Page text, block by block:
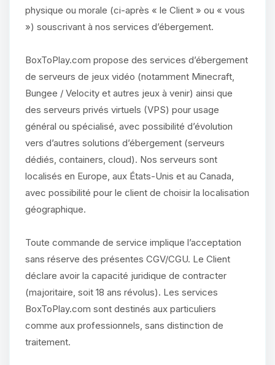
physique ou morale (ci-après « le Client » ou « vous
») souscrivant à nos services d’ébergement.
BoxToPlay.com propose des services d’ébergement
de serveurs de jeux vidéo (notamment Minecraft,
Bungee / Velocity et autres jeux à venir) ainsi que
des serveurs privés virtuels (VPS) pour usage
général ou spécialisé, avec possibilité d’évolution
vers d’autres solutions d’ébergement (serveurs
dédiés, containers, cloud). Nos serveurs sont
localisés en Europe, aux États-Unis et au Canada,
avec possibilité pour le client de choisir la localisation
géographique.
Toute commande de service implique l’acceptation
sans réserve des présentes CGV/CGU. Le Client
déclare avoir la capacité juridique de contracter
(majoritaire, soit 18 ans révolus). Les services
BoxToPlay.com sont destinés aux particuliers
comme aux professionnels, sans distinction de
traitement.